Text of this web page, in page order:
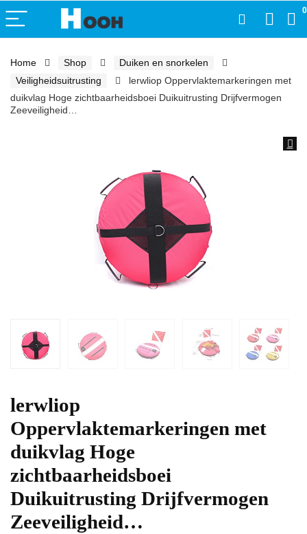
0
Home Shop
Duiken en snorkelen
Veiligheidsuitrusting
lerwliop Oppervlaktemarkeringen met
duikvlag Hoge zichtbaarheidsboei Duikuitrusting Drijfvermogen
Zeeveiligheid…
lerwliop
Oppervlaktemarkeringen met
duikvlag Hoge
zichtbaarheidsboei
Duikuitrusting Drijfvermogen
Zeeveiligheid…